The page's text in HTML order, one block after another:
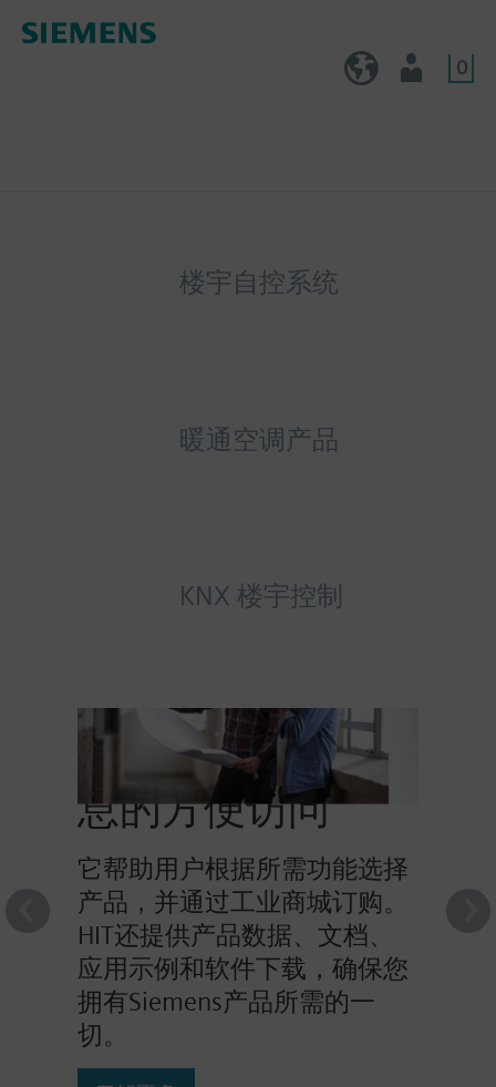
0
楼宇自控系统
暖通空调产品
KNX 楼宇控制
HIT提供对产品信
息的方便访问
它帮助用户根据所需功能选择
产品，并通过工业商城订购。
HIT还提供产品数据、文档、
应用示例和软件下载，确保您
拥有Siemens产品所需的一
切。